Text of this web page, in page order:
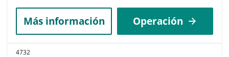
Más información Operación
4732